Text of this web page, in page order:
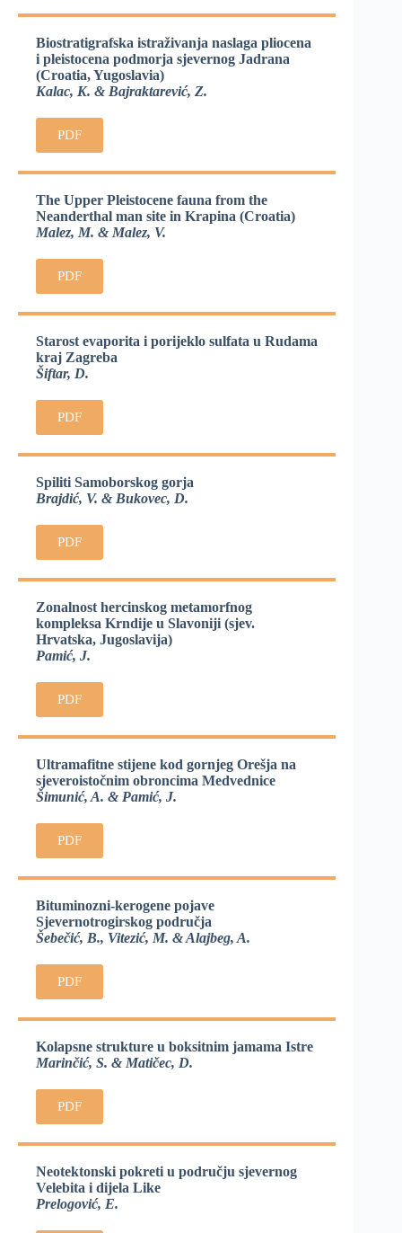
Biostratigrafska istraživanja naslaga pliocena
i pleistocena podmorja sjevernog Jadrana
(Croatia, Yugoslavia)
Kalac, K. & Bajraktarević, Z.
PDF
The Upper Pleistocene fauna from the
Neanderthal man site in Krapina (Croatia)
Malez, M. & Malez, V.
PDF
Starost evaporita i porijeklo sulfata u Rudama
kraj Zagreba
Šiftar, D.
PDF
Spiliti Samoborskog gorja
Brajdić, V. & Bukovec, D.
PDF
Zonalnost hercinskog metamorfnog
kompleksa Krndije u Slavoniji (sjev.
Hrvatska, Jugoslavija)
Pamić, J.
PDF
Ultramafitne stijene kod gornjeg Orešja na
sjeveroistočnim obroncima Medvednice
Šimunić, A. & Pamić, J.
PDF
Bituminozni-kerogene pojave
Sjevernotrogirskog područja
Šebečić, B., Vitezić, M. & Alajbeg, A.
PDF
Kolapsne strukture u boksitnim jamama Istre
Marinčić, S. & Matičec, D.
PDF
Neotektonski pokreti u području sjevernog
Velebita i dijela Like
Prelogović, E.